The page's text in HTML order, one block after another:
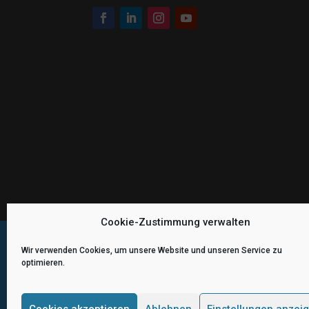
Cookie-Zustimmung verwalten
Wir verwenden Cookies, um unsere Website und unseren Service zu
optimieren.